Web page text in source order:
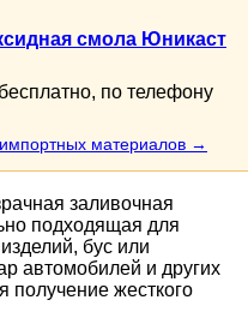
смола Юникаст
по телефону
материалов →
заливочная
подходящая для
бус или
автомобилей и других
получение жесткого